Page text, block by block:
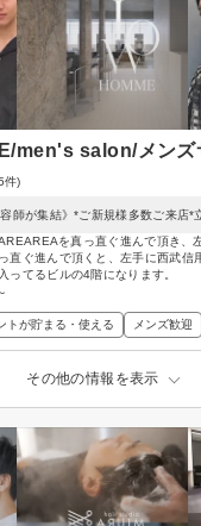
men's salon/メンズ
件)
師が集結》*ご新規様多数ご来店*
を真っ直ぐ進んで頂き、
直ぐ進んで頂くと、左手に西武信
ってるビルの4階になります。
トが貯まる・使える メンズ歓迎
その他の情報を表示